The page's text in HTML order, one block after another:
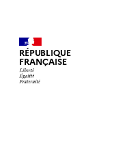
RÉPUBLIQUE
FRANÇAISE